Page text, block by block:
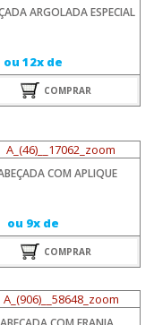
ARGOLADA ESPECIAL
ou 12x de
COMPRAR
COM APLIQUE
ou 9x de
COMPRAR